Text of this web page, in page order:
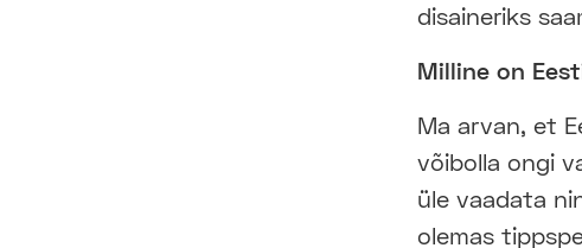
disaineriks
Milline on
Ma arvan, et
võibolla ongi
üle vaadata
olemas